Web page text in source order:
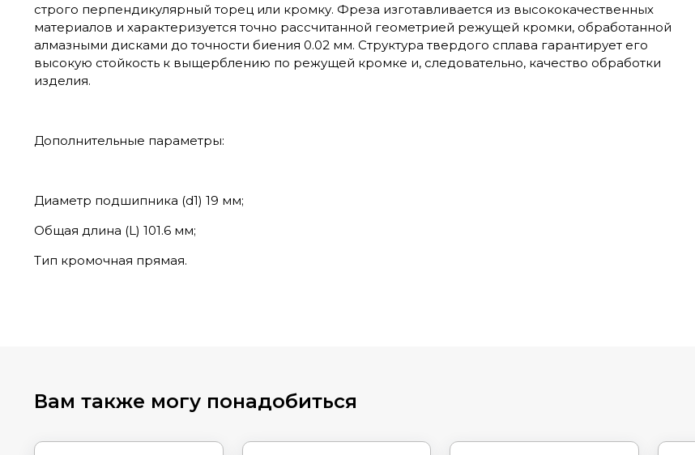
строго перпендикулярный торец или кромку. Фреза изготавливается из высококачественных
материалов и характеризуется точно рассчитанной геометрией режущей кромки, обработанной
алмазными дисками до точности биения 0.02 мм. Структура твердого сплава гарантирует его
высокую стойкость к выщерблению по режущей кромке и, следовательно, качество обработки
изделия.
Дополнительные параметры:
Диаметр подшипника (d1) 19 мм;
Общая длина (L) 101.6 мм;
Тип кромочная прямая.
Вам также могу понадобиться